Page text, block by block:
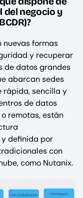
del negocio y
nuevas formas
y recuperar
de datos grandes
abarcan sedes
rápida, sencilla y
de datos
remotas, están
definida por
con
como Nutanix.